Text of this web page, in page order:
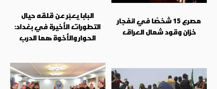
مصرع 15 شخصًا في انفجار
خزان وقود شمال العراق
البابا يعبّر عن قلقه حيال
التطورات الأخيرة في بغداد:
الحوار والأخوة هما الدرب